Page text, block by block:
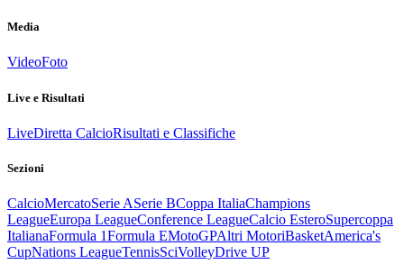
Media
VideoFoto
Live e Risultati
LiveDiretta CalcioRisultati e Classifiche
Sezioni
CalcioMercatoSerie ASerie BCoppa ItaliaChampions
LeagueEuropa LeagueConference LeagueCalcio EsteroSupercoppa
ItalianaFormula 1Formula EMotoGPAltri MotoriBasketAmerica's
CupNations LeagueTennisSciVolleyDrive UP